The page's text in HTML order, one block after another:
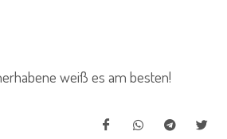
weiß es am besten!